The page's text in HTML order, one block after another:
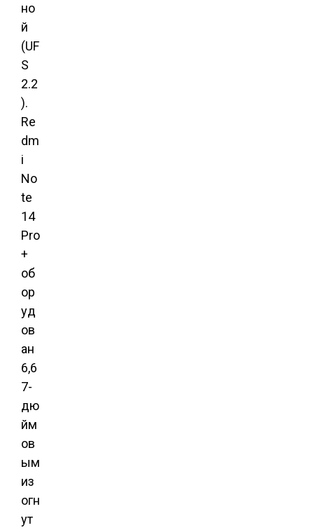
но
й
(UF
S
2.2
).
Re
dm
i
No
te
14
Pro
+
об
ор
уд
ов
ан
6,6
7-
дю
йм
ов
ым
из
огн
ут